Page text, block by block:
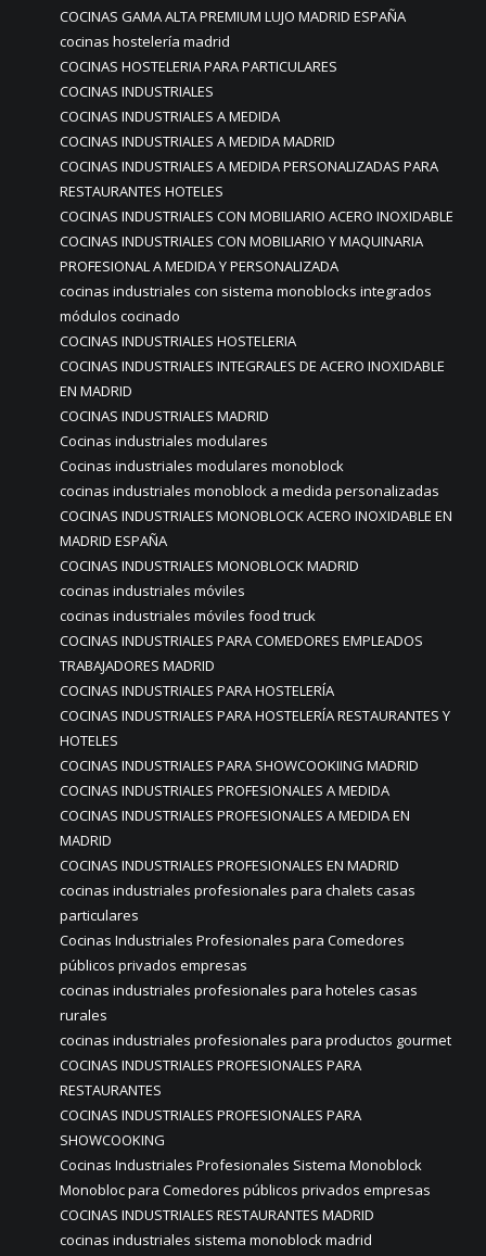
COCINAS GAMA ALTA PREMIUM LUJO MADRID ESPAÑA
cocinas hostelería madrid
COCINAS HOSTELERIA PARA PARTICULARES
COCINAS INDUSTRIALES
COCINAS INDUSTRIALES A MEDIDA
COCINAS INDUSTRIALES A MEDIDA MADRID
COCINAS INDUSTRIALES A MEDIDA PERSONALIZADAS PARA
RESTAURANTES HOTELES
COCINAS INDUSTRIALES CON MOBILIARIO ACERO INOXIDABLE
COCINAS INDUSTRIALES CON MOBILIARIO Y MAQUINARIA
PROFESIONAL A MEDIDA Y PERSONALIZADA
cocinas industriales con sistema monoblocks integrados
módulos cocinado
COCINAS INDUSTRIALES HOSTELERIA
COCINAS INDUSTRIALES INTEGRALES DE ACERO INOXIDABLE
EN MADRID
COCINAS INDUSTRIALES MADRID
Cocinas industriales modulares
Cocinas industriales modulares monoblock
cocinas industriales monoblock a medida personalizadas
COCINAS INDUSTRIALES MONOBLOCK ACERO INOXIDABLE EN
MADRID ESPAÑA
COCINAS INDUSTRIALES MONOBLOCK MADRID
cocinas industriales móviles
cocinas industriales móviles food truck
COCINAS INDUSTRIALES PARA COMEDORES EMPLEADOS
TRABAJADORES MADRID
COCINAS INDUSTRIALES PARA HOSTELERÍA
COCINAS INDUSTRIALES PARA HOSTELERÍA RESTAURANTES Y
HOTELES
COCINAS INDUSTRIALES PARA SHOWCOOKIING MADRID
COCINAS INDUSTRIALES PROFESIONALES A MEDIDA
COCINAS INDUSTRIALES PROFESIONALES A MEDIDA EN
MADRID
COCINAS INDUSTRIALES PROFESIONALES EN MADRID
cocinas industriales profesionales para chalets casas
particulares
Cocinas Industriales Profesionales para Comedores
públicos privados empresas
cocinas industriales profesionales para hoteles casas
rurales
cocinas industriales profesionales para productos gourmet
COCINAS INDUSTRIALES PROFESIONALES PARA
RESTAURANTES
COCINAS INDUSTRIALES PROFESIONALES PARA
SHOWCOOKING
Cocinas Industriales Profesionales Sistema Monoblock
Monobloc para Comedores públicos privados empresas
COCINAS INDUSTRIALES RESTAURANTES MADRID
cocinas industriales sistema monoblock madrid